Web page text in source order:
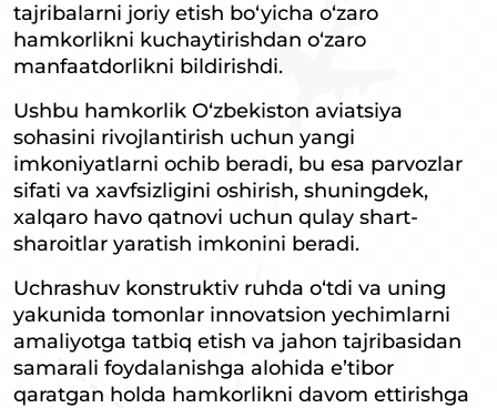
tajribalarni joriy etish bo‘yicha o‘zaro
hamkorlikni kuchaytirishdan o‘zaro
manfaatdorlikni bildirishdi.
Ushbu hamkorlik O‘zbekiston aviatsiya
sohasini rivojlantirish uchun yangi
imkoniyatlarni ochib beradi, bu esa parvozlar
sifati va xavfsizligini oshirish, shuningdek,
xalqaro havo qatnovi uchun qulay shart-
sharoitlar yaratish imkonini beradi.
Uchrashuv konstruktiv ruhda o‘tdi va uning
yakunida tomonlar innovatsion yechimlarni
amaliyotga tatbiq etish va jahon tajribasidan
samarali foydalanishga alohida e’tibor
qaratgan holda hamkorlikni davom ettirishga